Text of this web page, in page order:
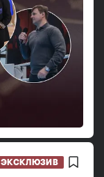
ЭКСКЛЮЗИВ